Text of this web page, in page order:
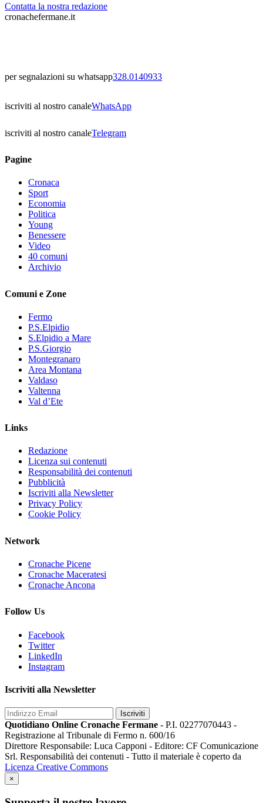
Contatta la nostra redazione
cronachefermane.it
per segnalazioni su whatsapp328.0140933
iscriviti al nostro canaleWhatsApp
iscriviti al nostro canaleTelegram
Pagine
Cronaca
Sport
Economia
Politica
Young
Benessere
Video
40 comuni
Archivio
Comuni e Zone
Fermo
P.S.Elpidio
S.Elpidio a Mare
P.S.Giorgio
Montegranaro
Area Montana
Valdaso
Valtenna
Val d’Ete
Links
Redazione
Licenza sui contenuti
Responsabilità dei contenuti
Pubblicità
Iscriviti alla Newsletter
Privacy Policy
Cookie Policy
Network
Cronache Picene
Cronache Maceratesi
Cronache Ancona
Follow Us
Facebook
Twitter
LinkedIn
Instagram
Iscriviti alla Newsletter
Iscriviti
Quotidiano Online Cronache Fermane - P.I. 02277070443 -
Registrazione al Tribunale di Fermo n. 600/16
Direttore Responsabile: Luca Capponi - Editore: CF Comunicazione
Srl. Responsabilità dei contenuti - Tutto il materiale è coperto da
Licenza Creative Commons
×